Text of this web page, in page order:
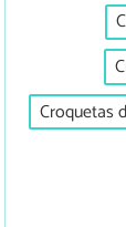
Croquetas